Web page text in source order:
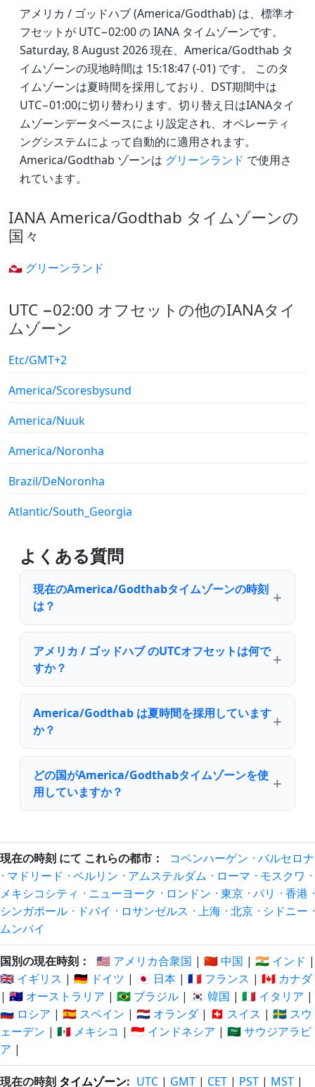
アメリカ / ゴッドハブ (America/Godthab) は、標準オ
フセットが UTC−02:00 の IANA タイムゾーンです。
Saturday, 8 August 2026 現在、America/Godthab タ
イムゾーンの現地時間は 15:18:47 (-01) です。 このタ
イムゾーンは夏時間を採用しており、DST期間中は
UTC−01:00に切り替わります。切り替え日はIANAタイ
ムゾーンデータベースにより設定され、オペレーティ
ングシステムによって自動的に適用されます。
America/Godthab ゾーンは グリーンランド で使用さ
れています。
IANA America/Godthab タイムゾーンの
国々
🇬🇱 グリーンランド
UTC −02:00 オフセットの他のIANAタイ
ムゾーン
Etc/GMT+2
America/Scoresbysund
America/Nuuk
America/Noronha
Brazil/DeNoronha
Atlantic/South_Georgia
よくある質問
現在のAmerica/Godthabタイムゾーンの時刻
は？
アメリカ / ゴッドハブ のUTCオフセットは何で
すか？
America/Godthab は夏時間を採用しています
か？
どの国がAmerica/Godthabタイムゾーンを使
用していますか？
現在の時刻 にて これらの都市： コペンハーゲン · バルセロナ
· マドリード · ベルリン · アムステルダム · ローマ · モスクワ ·
メキシコシティ · ニューヨーク · ロンドン · 東京 · パリ · 香港 ·
シンガポール · ドバイ · ロサンゼルス · 上海 · 北京 · シドニー ·
ムンバイ
国別の現在時刻： 🇺🇸 アメリカ合衆国 | 🇨🇳 中国 | 🇮🇳 インド |
🇬🇧 イギリス | 🇩🇪 ドイツ | 🇯🇵 日本 | 🇫🇷 フランス | 🇨🇦 カナダ
| 🇦🇺 オーストラリア | 🇧🇷 ブラジル | 🇰🇷 韓国 | 🇮🇹 イタリア |
🇷🇺 ロシア | 🇪🇸 スペイン | 🇳🇱 オランダ| 🇨🇭 スイス | 🇸🇪 スウ
ェーデン | 🇲🇽 メキシコ | 🇮🇩 インドネシア | 🇸🇦 サウジアラビ
ア |
現在の時刻 タイムゾーン: UTC | GMT | CET | PST | MST |